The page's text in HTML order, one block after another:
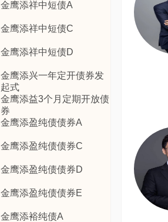
金鹰添祥中短债A
金鹰添祥中短债C
金鹰添祥中短债D
金鹰添兴一年定开债券发
起式
金鹰添益3个月定期开放债
券
金鹰添盈纯债债券A
金鹰添盈纯债债券C
金鹰添盈纯债债券D
金鹰添盈纯债债券E
金鹰添裕纯债A